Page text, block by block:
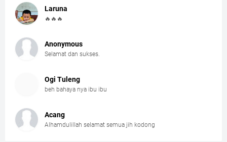
Laruna
🔥🔥🔥
Anonymous
Selamat dan sukses.
Ogi Tuleng
beh bahaya nya ibu ibu
Acang
Alhamdulillah selamat semua jih kodong